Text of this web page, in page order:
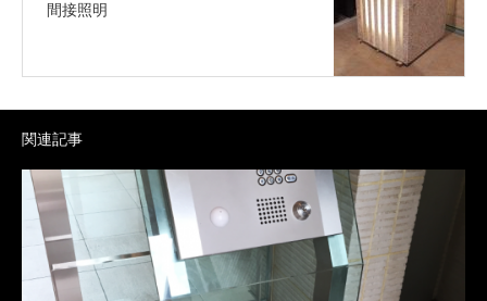
間接照明
関連記事